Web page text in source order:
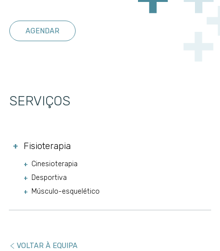
AGENDAR
SERVIÇOS
+ Fisioterapia
Cinesioterapia
Desportiva
Músculo-esquelético
VOLTAR À EQUIPA